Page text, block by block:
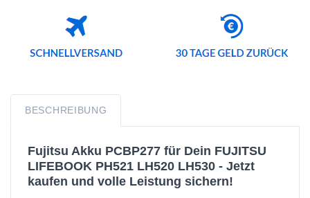
BESCHREIBUNG
Fujitsu Akku PCBP277 für Dein FUJITSU
LIFEBOOK PH521 LH520 LH530 - Jetzt
kaufen und volle Leistung sichern!